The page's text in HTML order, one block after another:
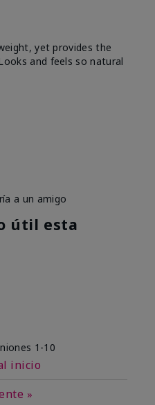
yet provides the
and feels so natural
a un amigo
útil esta
1-10
inicio
»